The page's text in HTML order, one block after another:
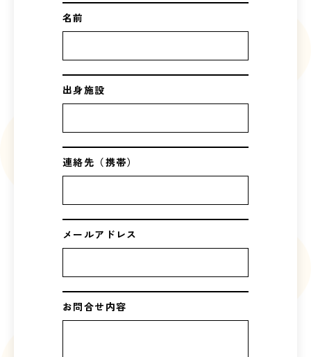
名前
出身施設
連絡先（携帯）
メールアドレス
お問合せ内容